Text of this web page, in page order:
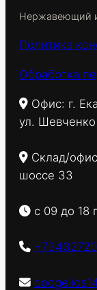
Нержавеющий
Политика
Обработка
Офис: г.
ул.
Склад/
шоссе 33
с 09 до 18